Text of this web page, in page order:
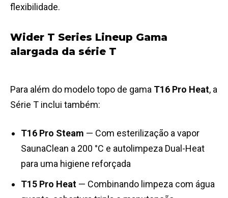
flexibilidade.
Wider T Series Lineup Gama
alargada da série T
Para além do modelo topo de gama T16 Pro Heat, a
Série T inclui também:
T16 Pro Steam — Com esterilização a vapor
SaunaClean a 200 °C e autolimpeza Dual-Heat
para uma higiene reforçada
T15 Pro Heat — Combinando limpeza com água